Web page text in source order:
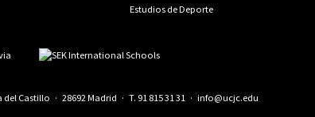
Estudios de Deporte
Castillo · 28692 Madrid · T. 91 815 31 31· info@ucjc.edu